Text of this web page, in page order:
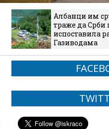
Албанци им
траже да
испоставила
Газиводама